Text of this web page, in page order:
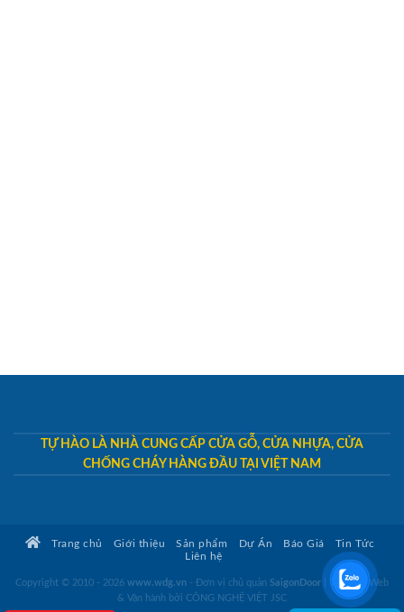
TỰ HÀO LÀ NHÀ CUNG CẤP CỬA GỖ, CỬA NHỰA, CỬA
CHỐNG CHÁY HÀNG ĐẦU TẠI VIỆT NAM
Trang chủ Giới thiệu Sản phẩm Dự Án Báo Giá
Tin Tức
Liên hệ
Copyright © 2010 - 2026 www.wdg.vn - Đơn vị chủ quản SaigonDoor
Thiết kế Web
& Vận hành bởi CÔNG NGHỆ VIỆT JSC